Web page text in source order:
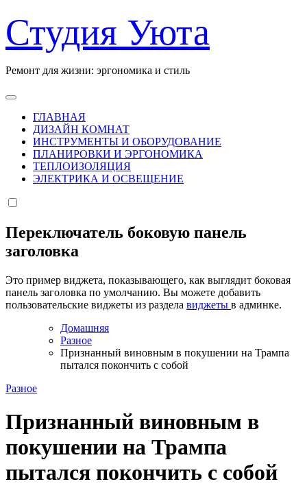
к
содержанию
Студия Уюта
Ремонт для жизни: эргономика и стиль
ГЛАВНАЯ
ДИЗАЙН КОМНАТ
ИНСТРУМЕНТЫ И ОБОРУДОВАНИЕ
ПЛАНИРОВКИ И ЭРГОНОМИКА
ТЕПЛОИЗОЛЯЦИЯ
ЭЛЕКТРИКА И ОСВЕЩЕНИЕ
Переключатель боковую панель
заголовка
Это пример виджета, показывающего, как выглядит боковая
панель заголовка по умолчанию. Вы можете добавить
пользовательские виджеты из раздела виджеты в админке.
Домашняя
Разное
Признанный виновным в покушении на Трампа
пытался покончить с собой
Разное
Признанный виновным в
покушении на Трампа
пытался покончить с собой